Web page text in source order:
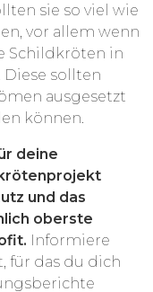
sie so viel wie
vor allem wenn
Schildkröten in
sollten
ausgesetzt
können.
deine
und das
oberste
Informiere
für das du dich